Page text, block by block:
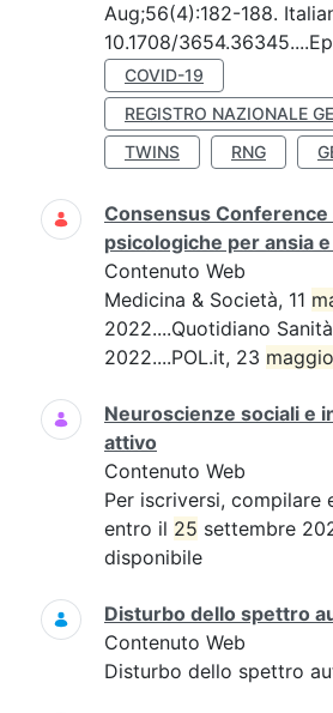
Aug;56(4):182-188.
10.1708/
COVID-19
REGISTRO NAZIONALE
TWINS
RNG
Consensus
psicologiche per ansia
Contenuto Web
Medicina & Società, 11
2022....Quotidiano
2022....POL.it, 23 maggio
Neuroscienze sociali e
attivo
Contenuto Web
Per iscriversi, compilare
entro il 25 settembre
disponibile
Disturbo dello spettro
Contenuto Web
Disturbo dello spettro